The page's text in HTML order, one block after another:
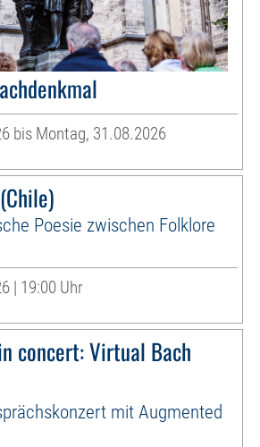
bis Montag, 31.08.2026
Poesie zwischen Folklore
| 19:00 Uhr
concert: Virtual Bach
mit Augmented